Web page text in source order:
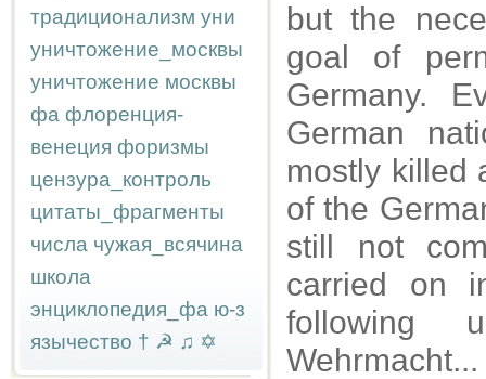
традиционализм уни
уничтожение_москвы
уничтожение москвы
фа флоренция-
венеция форизмы
цензура_контроль
цитаты_фрагменты
числа чужая_всячина
школа
энциклопедия_фа ю-з
язычество † ☭ ♫ ✡
but the
goal of
Germany.
German
mostly killed
of the
still not
carried on
following